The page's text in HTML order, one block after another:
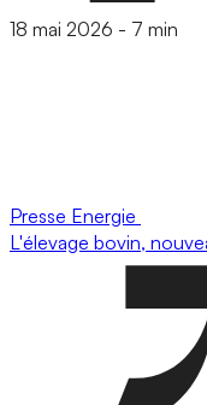
18 mai 2026 - 7 min
Presse Energie
L'élevage bovin,